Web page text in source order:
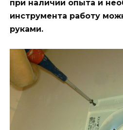
при наличии опыта и
инструмента работу
руками.